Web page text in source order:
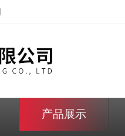
产品展示